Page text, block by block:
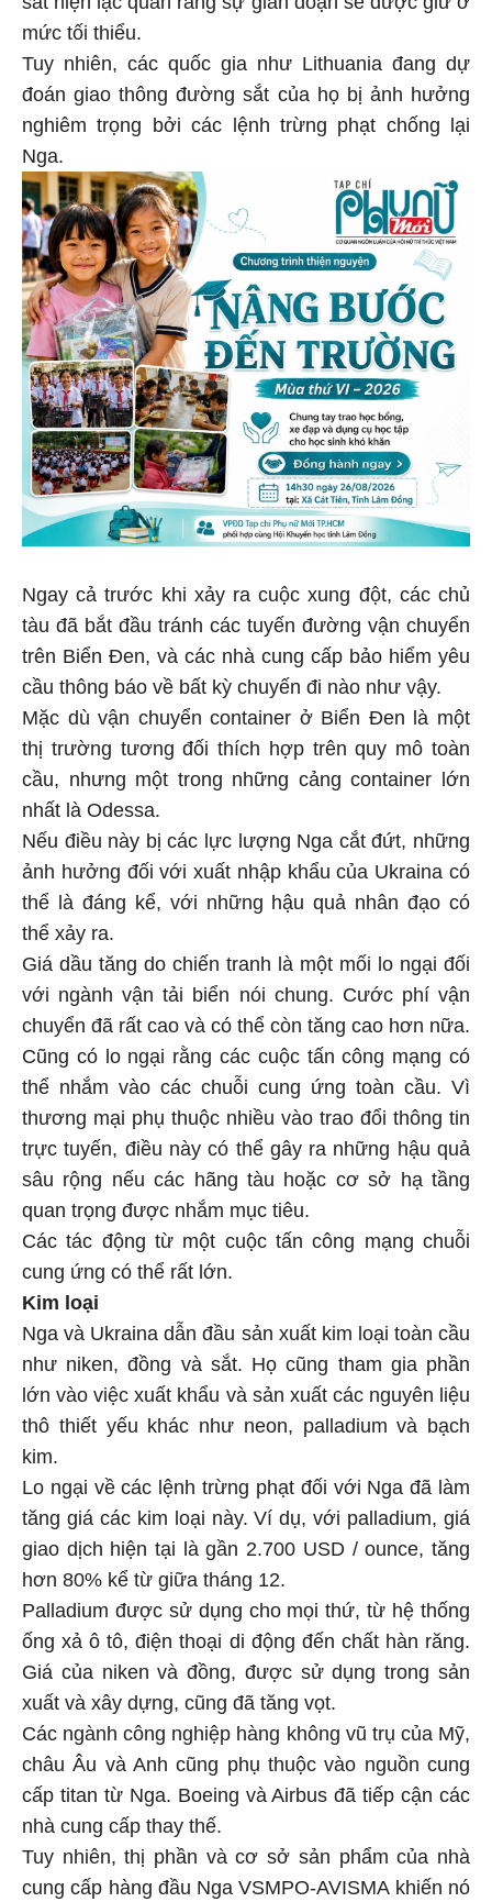
mức tối thiểu.
Tuy nhiên, các quốc gia như Lithuania đang dự
đoán giao thông đường sắt của họ bị ảnh hưởng
nghiêm trọng bởi các lệnh trừng phạt chống lại
Nga.
Ngay cả trước khi xảy ra cuộc xung đột, các chủ
tàu đã bắt đầu tránh các tuyến đường vận chuyển
trên Biển Đen, và các nhà cung cấp bảo hiểm yêu
cầu thông báo về bất kỳ chuyến đi nào như vậy.
Mặc dù vận chuyển container ở Biển Đen là một
thị trường tương đối thích hợp trên quy mô toàn
cầu, nhưng một trong những cảng container lớn
nhất là Odessa.
Nếu điều này bị các lực lượng Nga cắt đứt, những
ảnh hưởng đối với xuất nhập khẩu của Ukraina có
thể là đáng kể, với những hậu quả nhân đạo có
thể xảy ra.
Giá dầu tăng do chiến tranh là một mối lo ngại đối
với ngành vận tải biển nói chung. Cước phí vận
chuyển đã rất cao và có thể còn tăng cao hơn nữa.
Cũng có lo ngại rằng các cuộc tấn công mạng có
thể nhắm vào các chuỗi cung ứng toàn cầu. Vì
thương mại phụ thuộc nhiều vào trao đổi thông tin
trực tuyến, điều này có thể gây ra những hậu quả
sâu rộng nếu các hãng tàu hoặc cơ sở hạ tầng
quan trọng được nhắm mục tiêu.
Các tác động từ một cuộc tấn công mạng chuỗi
cung ứng có thể rất lớn.
Kim loại
Nga và Ukraina dẫn đầu sản xuất kim loại toàn cầu
như niken, đồng và sắt. Họ cũng tham gia phần
lớn vào việc xuất khẩu và sản xuất các nguyên liệu
thô thiết yếu khác như neon, palladium và bạch
kim.
Lo ngại về các lệnh trừng phạt đối với Nga đã làm
tăng giá các kim loại này. Ví dụ, với palladium, giá
giao dịch hiện tại là gần 2.700 USD / ounce, tăng
hơn 80% kể từ giữa tháng 12.
Palladium được sử dụng cho mọi thứ, từ hệ thống
ống xả ô tô, điện thoại di động đến chất hàn răng.
Giá của niken và đồng, được sử dụng trong sản
xuất và xây dựng, cũng đã tăng vọt.
Các ngành công nghiệp hàng không vũ trụ của Mỹ,
châu Âu và Anh cũng phụ thuộc vào nguồn cung
cấp titan từ Nga. Boeing và Airbus đã tiếp cận các
nhà cung cấp thay thế.
Tuy nhiên, thị phần và cơ sở sản phẩm của nhà
cung cấp hàng đầu Nga VSMPO-AVISMA khiến nó